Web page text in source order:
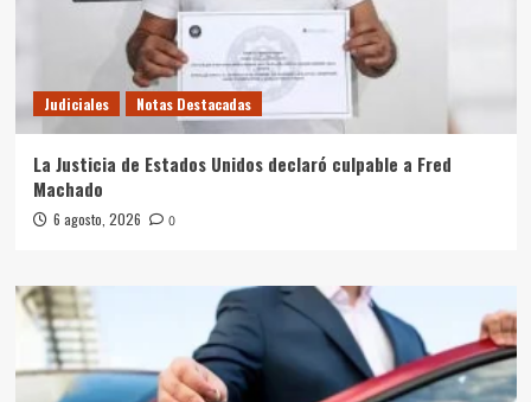
Judiciales Notas Destacadas
La Justicia de Estados Unidos declaró culpable a Fred
Machado
6 agosto, 2026 0